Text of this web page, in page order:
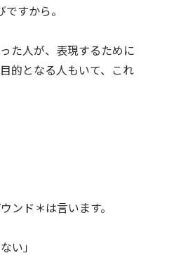
すから。
た人が、表現するために
的となる人もいて、これ
ド＊は言います。
い」